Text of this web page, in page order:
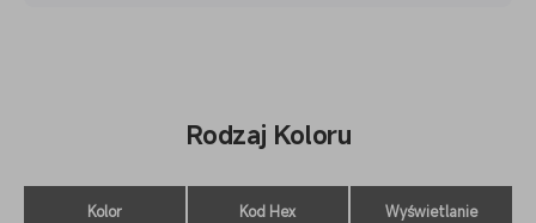
Rodzaj Koloru
Kolor Kod Hex Wyświetlanie